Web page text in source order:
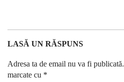
LASĂ UN RĂSPUNS
Adresa ta de email nu va fi publicată.
marcate cu *